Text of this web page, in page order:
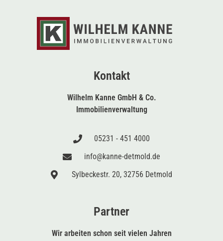
Kontakt
Wilhelm Kanne GmbH & Co.
Immobilienverwaltung
05231 - 451 4000
info@kanne-detmold.de
Sylbeckestr. 20, 32756 Detmold
Partner
Wir arbeiten schon seit vielen Jahren